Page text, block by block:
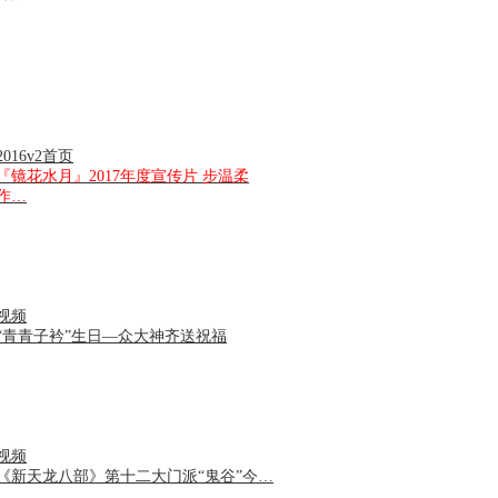
首页
镜花水月』2017年度宣传片 步温柔
…
频
青青子衿”生日—众大神齐送祝福
频
新天龙八部》第十二大门派“鬼谷”今…